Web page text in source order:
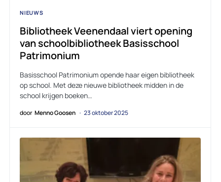
NIEUWS
Bibliotheek Veenendaal viert opening
van schoolbibliotheek Basisschool
Patrimonium
Basisschool Patrimonium opende haar eigen bibliotheek
op school. Met deze nieuwe bibliotheek midden in de
school krijgen boeken…
door Menno Goosen 23 oktober 2025